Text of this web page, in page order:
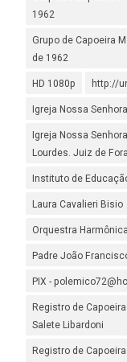
1962
Grupo de Capoeira
de 1962
HD 1080p http://
Igreja Nossa
Igreja Nossa
Lourdes. Juiz de
Instituto de
Laura Cavalieri Bisio
Orquestra
Padre João
PIX -
Registro de
Salete Libardoni
Registro de